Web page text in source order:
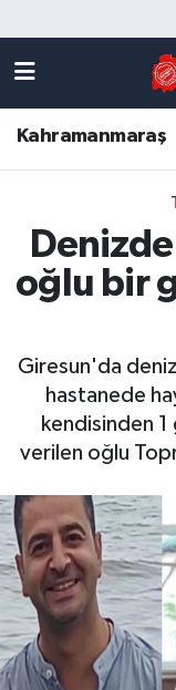
Kahramanmaraş
oğlu bir
Giresun'da
hastanede
kendisinden
verilen oğlu
ONİKİŞUBAT
Künye
Süper Lig
Son Dakika
Haber Arşivi